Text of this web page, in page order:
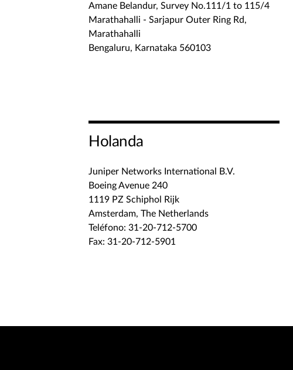
Amane Belandur, Survey No.111/1 to 115/4
Marathahalli - Sarjapur Outer Ring Rd,
Marathahalli
Bengaluru, Karnataka 560103
Holanda
Juniper Networks International B.V.
Boeing Avenue 240
1119 PZ Schiphol Rijk
Amsterdam, The Netherlands
Teléfono: 31-20-712-5700
Fax: 31-20-712-5901